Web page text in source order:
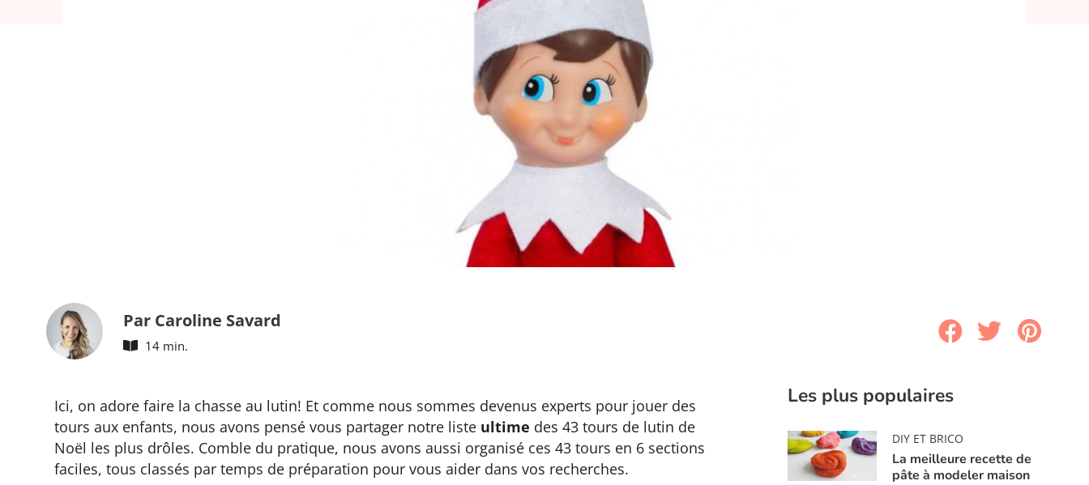
Par Caroline Savard
14 min.
Ici, on adore faire la chasse au lutin! Et comme nous sommes devenus experts pour jouer des
tours aux enfants, nous avons pensé vous partager notre liste ultime des 43 tours de lutin de
Noël les plus drôles. Comble du pratique, nous avons aussi organisé ces 43 tours en 6 sections
faciles, tous classés par temps de préparation pour vous aider dans vos recherches.
Les plus populaires
DIY ET BRICO
La meilleure recette de
pâte à modeler maison